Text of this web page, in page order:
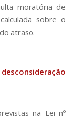
moratória de
sobre o
atraso.
na Lei nº